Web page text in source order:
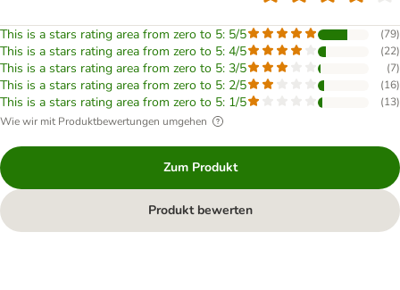
This is a stars rating area from zero to 5: 5/5 (79)
This is a stars rating area from zero to 5: 4/5 (22)
This is a stars rating area from zero to 5: 3/5 (7)
This is a stars rating area from zero to 5: 2/5 (16)
This is a stars rating area from zero to 5: 1/5 (13)
Wie wir mit Produktbewertungen umgehen
Zum Produkt
Produkt bewerten